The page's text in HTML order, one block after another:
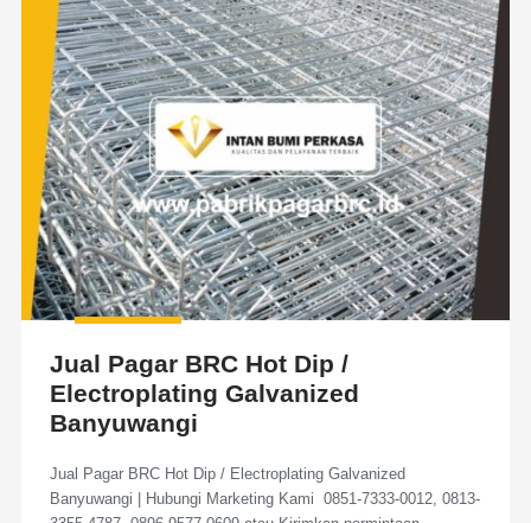
Jual Pagar BRC Hot Dip /
Electroplating Galvanized
Banyuwangi
Jual Pagar BRC Hot Dip / Electroplating Galvanized
Banyuwangi | Hubungi Marketing Kami 0851-7333-0012, 0813-